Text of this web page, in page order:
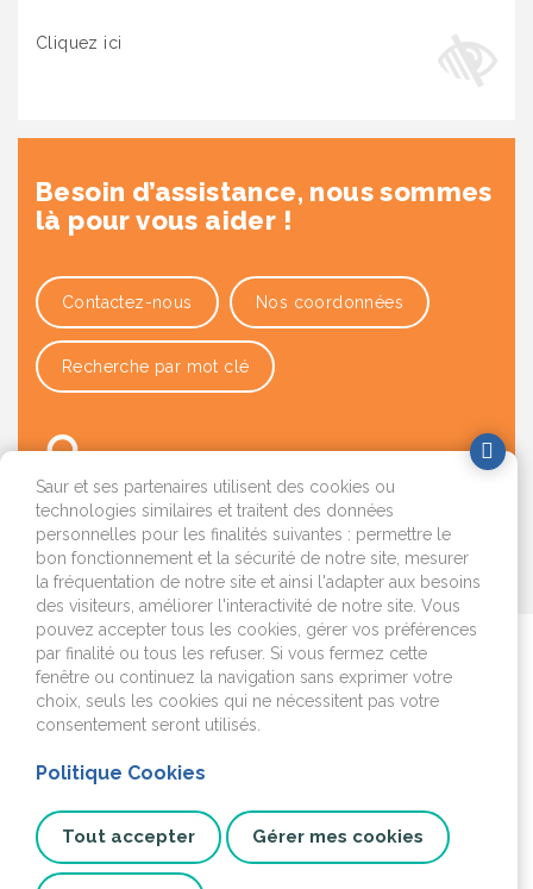
Cliquez ici
Besoin d’assistance, nous sommes
là pour vous aider !
Contactez-nous Nos coordonnées
Recherche par mot clé
OK
Je déménage
J'emménage ou je fais
installation
Saur et ses partenaires utilisent des cookies ou
technologies similaires et traitent des données
personnelles pour les finalités suivantes : permettre le
bon fonctionnement et la sécurité de notre site, mesurer
la fréquentation de notre site et ainsi l'adapter aux besoins
des visiteurs, améliorer l'interactivité de notre site. Vous
pouvez accepter tous les cookies, gérer vos préférences
par finalité ou tous les refuser. Si vous fermez cette
fenêtre ou continuez la navigation sans exprimer votre
choix, seuls les cookies qui ne nécessitent pas votre
consentement seront utilisés.
Politique Cookies
Tout accepter Gérer mes cookies